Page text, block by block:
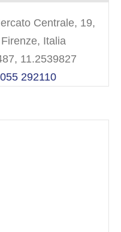
Centrale, 19,
Italia
11.2539827
292110